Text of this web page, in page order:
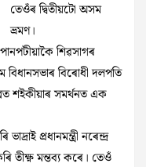
তেওঁৰ দ্বিতীয়টো অসম
ভ্ৰমণ।
শিৱসাগৰ
বিৰোধী দলপতি
শইকীয়াৰ সমৰ্থনত এক
প্ৰধানমন্ত্ৰী নৰেন্দ্ৰ
তীক্ষ্ণ মন্তব্য কৰে। তেওঁ